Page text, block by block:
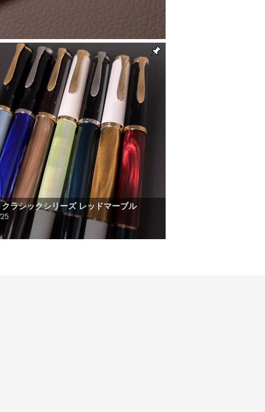
ラシックシリーズ レッドマーブル